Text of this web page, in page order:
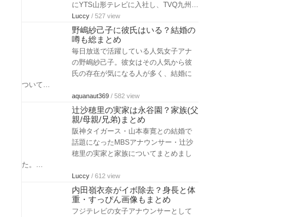
にYTS山形テレビに入社し、TVQ九州…
Luccy / 527 view
野嶋紗己子に彼氏はいる？結婚の
噂も総まとめ
毎日放送で活躍している人気女子アナ
の野嶋紗己子。彼女はその人気から彼
氏の存在が気になる人が多く、結婚に
ついて…
aquanaut369 / 582 view
辻沙穂里の実家は永谷園？家族(父
親/母親/兄弟)まとめ
阪神タイガース・山本泰寛との結婚で
話題になったMBSアナウンサー・辻沙
穂里の実家と家族についてまとめまし
た。…
Luccy / 612 view
内田嶺衣奈がイボ除去？身長と体
重・すっぴん画像もまとめ
フジテレビの女子アナウンサーとして